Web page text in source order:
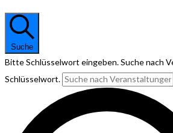
Suche
Bitte Schlüsselwort eingeben. Suche nach
Schlüsselwort.